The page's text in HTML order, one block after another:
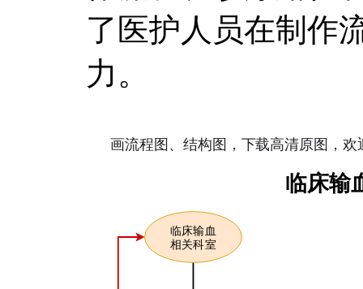
了医护人员在制作
力。